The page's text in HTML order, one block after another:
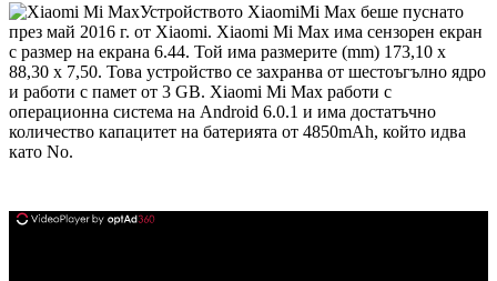
Устройството XiaomiMi Max беше пуснато
през май 2016 г. от Xiaomi. Xiaomi Mi Max има сензорен екран
с размер на екрана 6.44. Той има размерите (mm) 173,10 x
88,30 x 7,50. Това устройство се захранва от шестоъгълно ядро
​​и работи с памет от 3 GB. Xiaomi Mi Max работи с
операционна система на Android 6.0.1 и има достатъчно
количество капацитет на батерията от 4850mAh, който идва
като No.